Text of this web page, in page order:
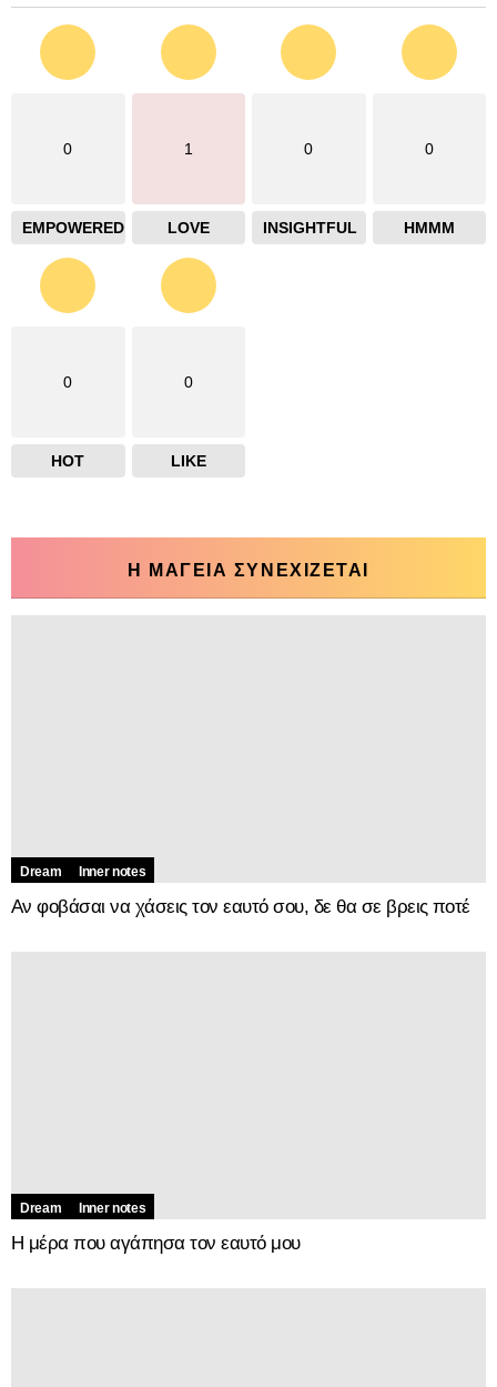
0
EMPOWERED
1
LOVE
0
INSIGHTFUL
0
HMMM
0
HOT
0
LIKE
Η ΜΑΓΕΙΑ ΣΥΝΕΧΙΖΕΤΑΙ
Dream Inner notes
Αν φοβάσαι να χάσεις τον εαυτό σου, δε θα σε βρεις ποτέ
Dream Inner notes
Η μέρα που αγάπησα τον εαυτό μου